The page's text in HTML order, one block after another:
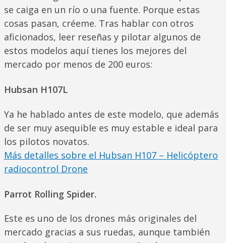
se caiga en un río o una fuente. Porque estas
cosas pasan, créeme. Tras hablar con otros
aficionados, leer reseñas y pilotar algunos de
estos modelos aquí tienes los mejores del
mercado por menos de 200 euros:
Hubsan H107L
Ya he hablado antes de este modelo, que además
de ser muy asequible es muy estable e ideal para
los pilotos novatos.
Más detalles sobre el Hubsan H107 – Helicóptero
radiocontrol Drone
Parrot Rolling Spider.
Este es uno de los drones más originales del
mercado gracias a sus ruedas, aunque también